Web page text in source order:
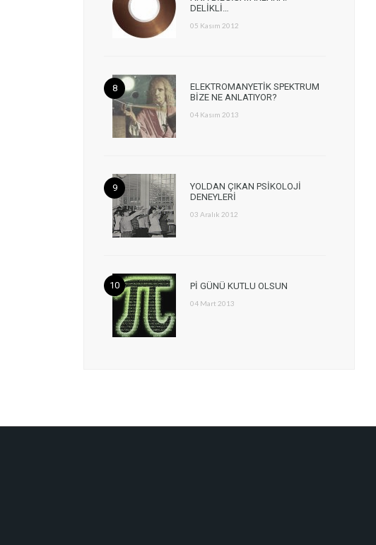
DELİKLİ…
05 Kasım 2012
ELEKTROMANYETİK SPEKTRUM
BİZE NE ANLATIYOR?
04 Kasım 2013
YOLDAN ÇIKAN PSİKOLOJİ
DENEYLERİ
03 Aralık 2012
Pİ GÜNÜ KUTLU OLSUN
04 Mart 2013